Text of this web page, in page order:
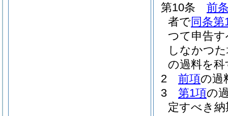
第10条
前
者で同条第
つて申告
しなかつ
の過料を
2
前項の過
3
第1項の
定すべき